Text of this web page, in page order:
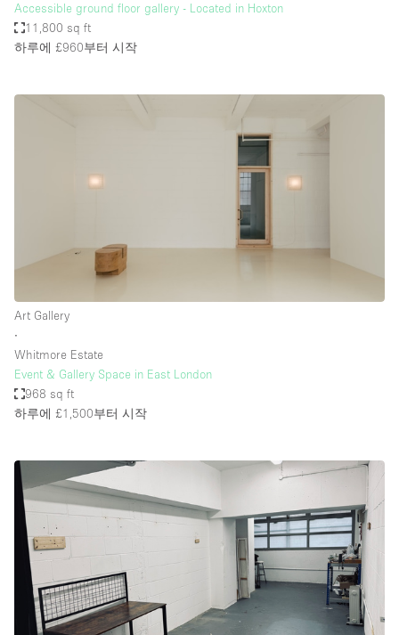
Accessible ground floor gallery - Located in Hoxton
11,800 sq ft
하루에 £960부터 시작
Art Gallery
∙
Whitmore Estate
Event & Gallery Space in East London
968 sq ft
하루에 £1,500부터 시작